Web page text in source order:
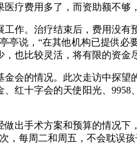
疗费用多了，而资助额不够
作。治疗结束后，费用没
亭说，“在其他机构已提供
也比较灵活，将有限的资金
会的情况。此次走访中探
红十字会的天使阳光、
出手术方案和预算的情况
，每周二和周五，不会耽误